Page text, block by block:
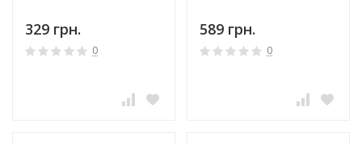
329 грн.
0
589 грн.
0